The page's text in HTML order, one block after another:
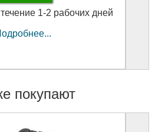
1-2 рабочих дней
покупают